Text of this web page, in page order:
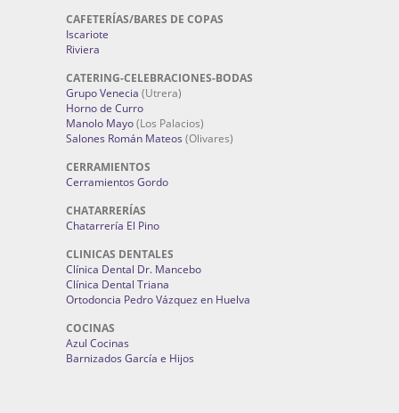
CAFETERÍAS/BARES DE COPAS
Iscariote
Riviera
CATERING-CELEBRACIONES-BODAS
Grupo Venecia (Utrera)
Horno de Curro
Manolo Mayo(Los Palacios)
Salones Román Mateos (Olivares)
CERRAMIENTOS
Cerramientos Gordo
CHATARRERÍAS
Chatarrería El Pino
CLINICAS DENTALES
Clínica Dental Dr. Mancebo
Clínica Dental Triana
Ortodoncia Pedro Vázquez en Huelva
COCINAS
Azul Cocinas
Barnizados García e Hijos